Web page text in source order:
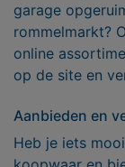
garage
rommelmarkt?
online
op de site en
Aanbieden en
Heb je iets